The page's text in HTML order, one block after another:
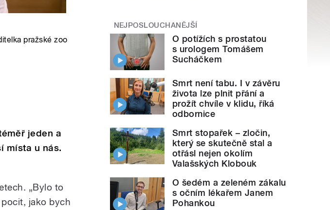
pražské zoo
jeden a
místa u nás.
„Bylo to
jako bych
NEJPOSLOUCHANĚJŠÍ
O potížích s prostatou
s urologem Tomášem
Sucháčkem
Smrt není tabu. I v závěru
života lze plnit přání a
prožít chvíle v klidu, říká
odbornice
Smrt stopařek – zločin,
který se skutečně stal a
otřásl nejen okolím
Valašských Klobouk
O šedém a zeleném zákalu
s očním lékařem Janem
Pohankou